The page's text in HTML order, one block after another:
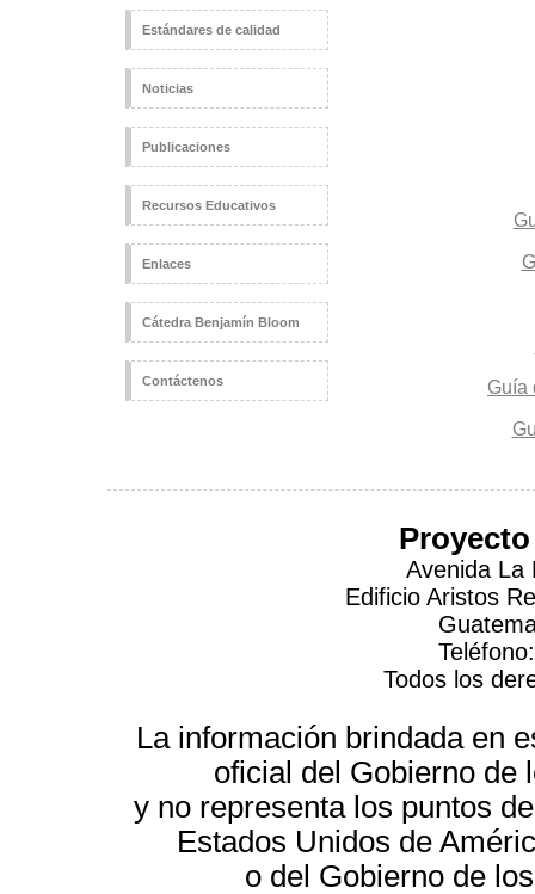
Estándares de calidad
Noticias
Publicaciones
Recursos Educativos
Enlaces
Cátedra Benjamín Bloom
Contáctenos
Guía
Avenida La
Edificio Aristos
Todos los
La información brindada en
oficial del Gobierno de
y no representa los puntos
Estados Unidos de
o del Gobierno de